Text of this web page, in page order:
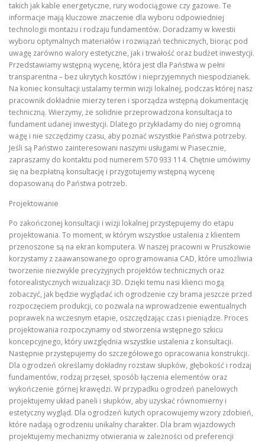
takich jak kable energetyczne, rury wodociągowe czy gazowe. Te
informacje mają kluczowe znaczenie dla wyboru odpowiedniej
technologii montażu i rodzaju fundamentów. Doradzamy w kwestii
wyboru optymalnych materiałów i rozwiązań technicznych, biorąc pod
uwagę zarówno walory estetyczne, jak i trwałość oraz budżet inwestycji.
Przedstawiamy wstępną wycenę, która jest dla Państwa w pełni
transparentna – bez ukrytych kosztów i nieprzyjemnych niespodzianek.
Na koniec konsultacji ustalamy termin wizji lokalnej, podczas której nasz
pracownik dokładnie mierzy teren i sporządza wstępną dokumentację
techniczną. Wierzymy, że solidnie przeprowadzona konsultacja to
fundament udanej inwestycji. Dlatego przykładamy do niej ogromną
wagę i nie szczędzimy czasu, aby poznać wszystkie Państwa potrzeby.
Jeśli są Państwo zainteresowani naszymi usługami w Piasecznie,
zapraszamy do kontaktu pod numerem 570 933 114. Chętnie umówimy
się na bezpłatną konsultację i przygotujemy wstępną wycenę
dopasowaną do Państwa potrzeb.
Projektowanie
Po zakończonej konsultacji i wizji lokalnej przystępujemy do etapu
projektowania. To moment, w którym wszystkie ustalenia z klientem
przenoszone są na ekran komputera. W naszej pracowni w Pruszkowie
korzystamy z zaawansowanego oprogramowania CAD, które umożliwia
tworzenie niezwykle precyzyjnych projektów technicznych oraz
fotorealistycznych wizualizacji 3D. Dzięki temu nasi klienci mogą
zobaczyć, jak będzie wyglądać ich ogrodzenie czy brama jeszcze przed
rozpoczęciem produkcji, co pozwala na wprowadzenie ewentualnych
poprawek na wczesnym etapie, oszczędzając czas i pieniądze. Proces
projektowania rozpoczynamy od stworzenia wstępnego szkicu
koncepcyjnego, który uwzględnia wszystkie ustalenia z konsultacji.
Następnie przystępujemy do szczegółowego opracowania konstrukcji.
Dla ogrodzeń określamy dokładny rozstaw słupków, głębokość i rodzaj
fundamentów, rodzaj przęseł, sposób łączenia elementów oraz
wykończenie górnej krawędzi. W przypadku ogrodzeń panelowych
projektujemy układ paneli i słupków, aby uzyskać równomierny i
estetyczny wygląd. Dla ogrodzeń kutych opracowujemy wzory zdobień,
które nadają ogrodzeniu unikalny charakter. Dla bram wjazdowych
projektujemy mechanizmy otwierania w zależności od preferencji